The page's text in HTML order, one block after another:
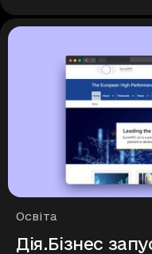
Рубрики
Освіта
Дія.Бізнес